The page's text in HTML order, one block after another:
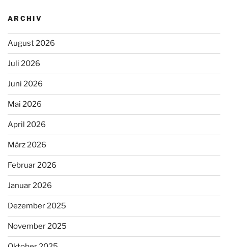
ARCHIV
August 2026
Juli 2026
Juni 2026
Mai 2026
April 2026
März 2026
Februar 2026
Januar 2026
Dezember 2025
November 2025